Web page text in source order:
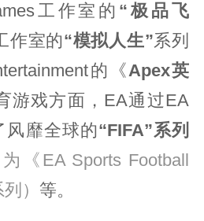
工作室的 “极品飞
作室的“模拟人生”系列
的《 Apex英
游戏方面，EA通过EA
风靡全球的“FIFA”系列
《EA Sports Football
） 等。